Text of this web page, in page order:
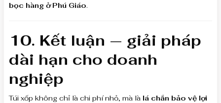
bọc hàng ở Phú Giáo.
10. Kết luận — giải pháp
dài hạn cho doanh
nghiệp
Túi xốp không chỉ là chi phí nhỏ, mà là lá chắn bảo vệ lợi